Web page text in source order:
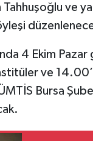
ve
4 Ekim Pazar
ve
Bursa